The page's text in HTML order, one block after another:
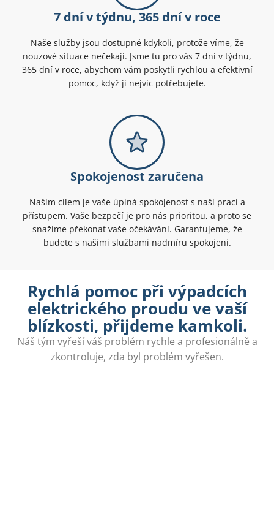
7 dní v týdnu, 365 dní v roce
Naše služby jsou dostupné kdykoli, protože víme, že
nouzové situace nečekají. Jsme tu pro vás 7 dní v týdnu,
365 dní v roce, abychom vám poskytli rychlou a efektivní
pomoc, když ji nejvíc potřebujete.
Spokojenost zaručena
Naším cílem je vaše úplná spokojenost s naší prací a
přístupem. Vaše bezpečí je pro nás prioritou, a proto se
snažíme překonat vaše očekávání. Garantujeme, že
budete s našimi službami nadmíru spokojeni.
Rychlá pomoc při výpadcích
elektrického proudu ve vaší
blízkosti, přijdeme kamkoli.
Náš tým vyřeší váš problém rychle a profesionálně a
zkontroluje, zda byl problém vyřešen.